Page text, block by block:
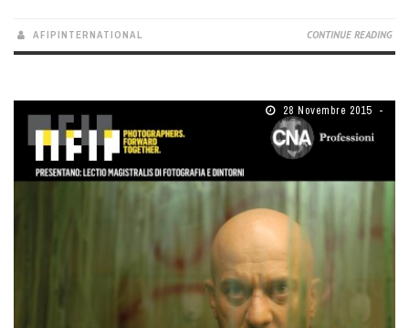
AFIPINTERNATIONAL CONTINUE READING
28 Novembre 2015